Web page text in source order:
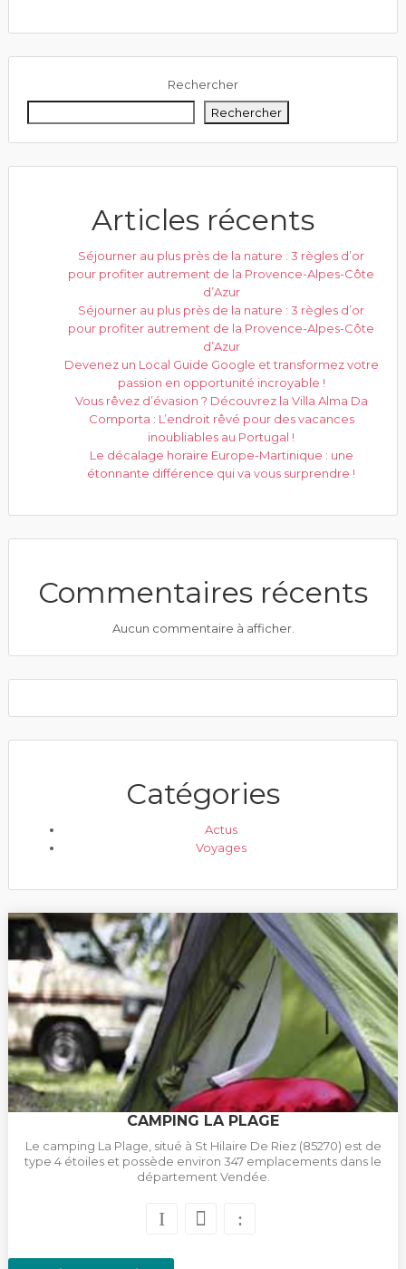
Rechercher
Rechercher
Articles récents
Séjourner au plus près de la nature : 3 règles d’or
pour profiter autrement de la Provence-Alpes-Côte
d’Azur
Séjourner au plus près de la nature : 3 règles d’or
pour profiter autrement de la Provence-Alpes-Côte
d’Azur
Devenez un Local Guide Google et transformez votre
passion en opportunité incroyable !
Vous rêvez d’évasion ? Découvrez la Villa Alma Da
Comporta : L’endroit rêvé pour des vacances
inoubliables au Portugal !
Le décalage horaire Europe-Martinique : une
étonnante différence qui va vous surprendre !
Commentaires récents
Aucun commentaire à afficher.
Catégories
Actus
Voyages
CAMPING LA PLAGE
Le camping La Plage, situé à St Hilaire De Riez (85270) est de
type 4 étoiles et possède environ 347 emplacements dans le
département Vendée.